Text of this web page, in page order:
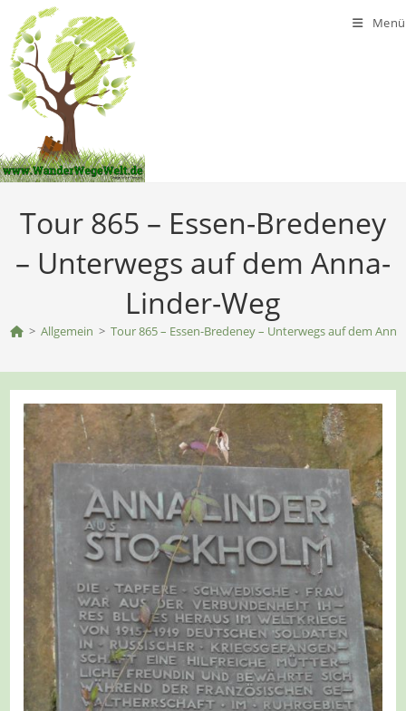
Inhalt
springen
Menü
Tour 865 – Essen-Bredeney
– Unterwegs auf dem Anna-
Linder-Weg
> Allgemein > Tour 865 – Essen-Bredeney – Unterwegs auf dem